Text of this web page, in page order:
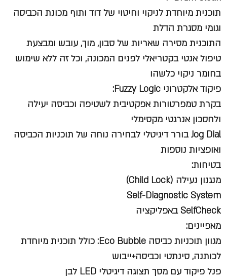
תוכנית מיוחדת לניקוי וחיטוי של דוד ותוף מכונת הכביסה
וגומי מסגרת הדלת
התוכנית מסירה שאריות של סבון, מוך, עובש ומבצעת
טיפול אנטי בקטריאלי לפנים המכונה, וכל זה ללא שימוש
בחומר ניקוי כלשהו
פיקוד אלקטרוני Fuzzy Logic:
בקרת טמפרטורות אפקטיבית לשטיפה וכביסה יעילה
ולחסכון אנרגטי מקסימלי
Jog Dial בורר דיגיטלי לבחירה נוחה של תוכניות הכביסה
ואופציות נוספות
בטיחות:
מנגנון נעילה (Child Lock)
Self-Diagnostic System
SelfCheck באפליקציה
מאפיינים:
מגוון תוכניות כביסה Eco Bubble: כולל תוכנית מיוחדת
לכותנה, סינתטי וכביסה+ייבוש
פנל פיקוד עם מסך תצוגה דיגיטלי LED לבן